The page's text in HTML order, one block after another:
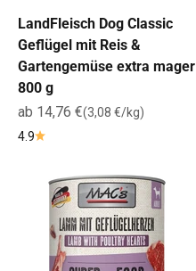
LandFleisch Dog Classic
Geflügel mit Reis &
Gartengemüse extra mager
800 g
Angebot
ab 14,76 €(3,08 €/kg)
4.9